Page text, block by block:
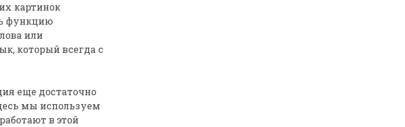
картинок
функцию
или
который всегда с
еще достаточно
мы используем
в этой